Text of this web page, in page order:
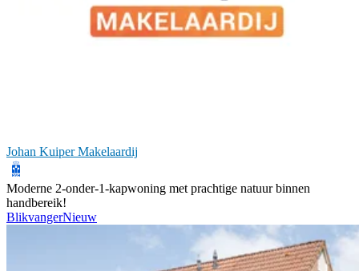
Johan Kuiper Makelaardij
Moderne 2-onder-1-kapwoning met prachtige natuur binnen
handbereik!
BlikvangerNieuw